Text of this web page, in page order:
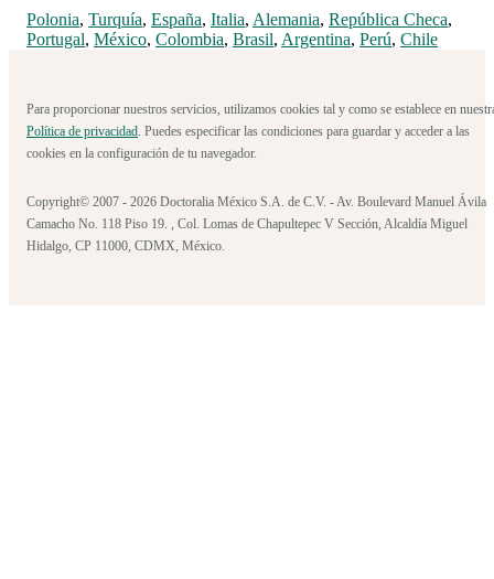
Polonia, Turquía, España, Italia, Alemania, República Checa,
Portugal, México, Colombia, Brasil, Argentina, Perú, Chile
Para proporcionar nuestros servicios, utilizamos cookies tal y como se establece en
Política de privacidad. Puedes especificar las condiciones para guardar y acceder a las
cookies en la configuración de tu navegador.
Copyright© 2007 - 2026 Doctoralia México S.A. de C.V. - Av. Boulevard Manuel Ávila
Camacho No. 118 Piso 19. , Col. Lomas de Chapultepec V Sección, Alcaldía Miguel
Hidalgo, CP 11000, CDMX, México.